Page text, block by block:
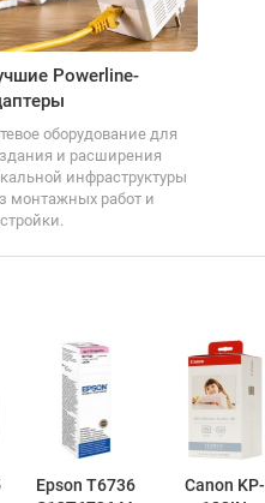
Powerline-
оборудование для
и расширения
инфраструктуры
монтажных работ и
Epson T6736
Canon KP-